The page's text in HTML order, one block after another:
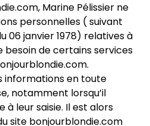
Marine Pélissier ne
personnelles ( suivant
06 janvier 1978) relatives à
besoin de certains services
informations en toute
notamment lorsqu’il
leur saisie. Il est alors
site bonjourblondie.com